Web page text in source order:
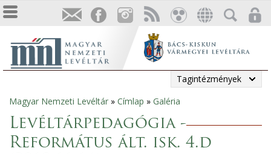
Tagintézmények
Jelenlegi
hely
Magyar Nemzeti Levéltár » Címlap » Galéria
Levéltárpedagógia -
Református ált. isk. 4.d